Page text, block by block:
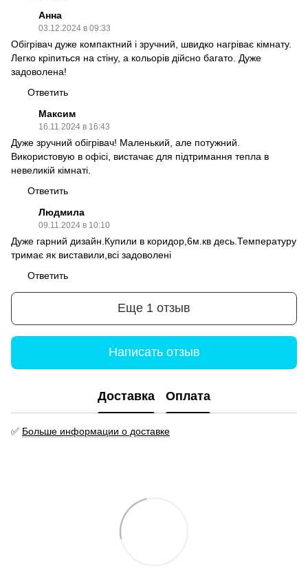
Анна
03.12.2024 в 09:33
Обігрівач дуже компактний і зручний, швидко нагріває кімнату.
Легко кріпиться на стіну, а кольорів дійсно багато. Дуже
задоволена!
Ответить
Максим
16.11.2024 в 16:43
Дуже зручний обігрівач! Маленький, але потужний.
Використовую в офісі, вистачає для підтримання тепла в
невеликій кімнаті.
Ответить
Людмила
09.11.2024 в 10:10
Дуже гарний дизайн.Купили в коридор,6м.кв десь.Температуру
тримає як виставили,всі задоволені
Ответить
Еще 1 отзыв
Написать отзыв
Доставка Оплата
✅ Больше информации о доставке